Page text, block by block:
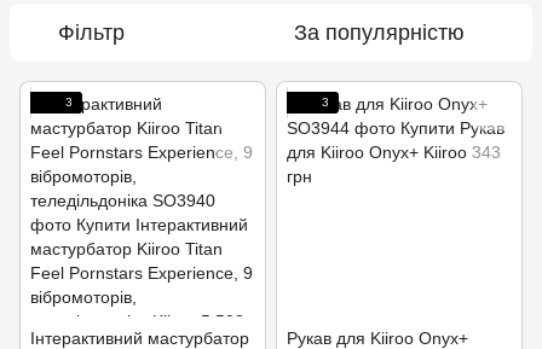
Фільтр За популярністю
3
Інтерактивний мастурбатор
3
Рукав для Kiiroo Onyx+